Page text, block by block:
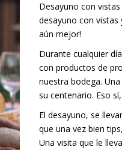
Desayuno con
desayuno con
aún mejor!
Durante cualquier
con productos de
nuestra bodega.
su centenario. Eso
El desayuno, se
que una vez bien
Una visita que le